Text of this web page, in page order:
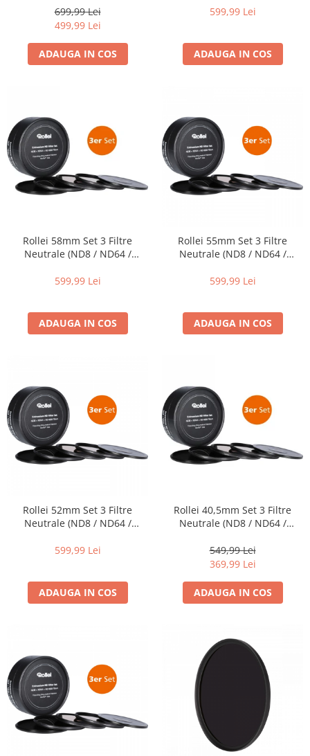
Softbox-uri
Lampi lumina continua
Fundaluri
Suporti pentru fundaluri
Blende
Umbrele
Declansatoare Radio si Infrarosu
Becuri si lampa blitz studio
trecere
Imprimante
Scannere Documente
Hartie foto
Filme foto si scanere film
Aparate foto unica folosinta
Filme instant FUJI INSTAX
Chimicale developare film alb-
diapozitive 35mm color
diapozitive late 120mm color
negative late 120mm alb-negru
negative late 120mm color
Scanere Film
Binocluri, Lupe si Telescoape
699,99 Lei
499,99 Lei
ADAUGA IN COS
599,99 Lei
ADAUGA IN COS
Rollei 58mm Set 3 Filtre
Neutrale (ND8 / ND64 /
599,99 Lei
ADAUGA IN COS
Rollei 55mm Set 3 Filtre
Neutrale (ND8 / ND64 /
599,99 Lei
ADAUGA IN COS
Rollei 52mm Set 3 Filtre
Neutrale (ND8 / ND64 /
599,99 Lei
ADAUGA IN COS
Rollei 40,5mm Set 3 Filtre
Neutrale (ND8 / ND64 /
549,99 Lei
369,99 Lei
ADAUGA IN COS